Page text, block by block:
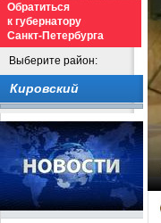
Обратиться
к губернатору
Санкт-Петербурга
Выберите район:
Кировский